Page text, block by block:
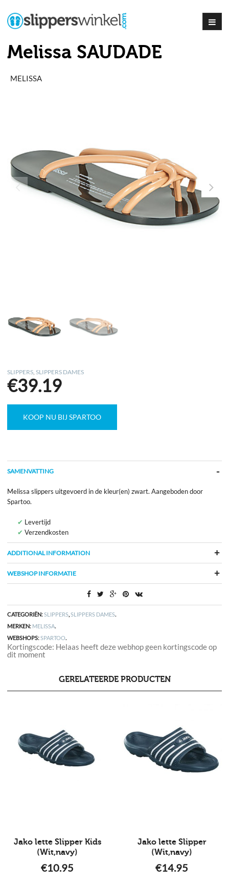
Melissa SAUDADE
MELISSA
SLIPPERS ,SLIPPERS DAMES
€39.19
KOOP NU BIJ SPARTOO
SAMENVATTING
Melissa slippers uitgevoerd in de kleur(en) zwart. Aangeboden door
Spartoo.
Levertijd
Verzendkosten
ADDITIONAL INFORMATION
WEBSHOP INFORMATIE
CATEGORIËN:SLIPPERS,SLIPPERS DAMES.
MERKEN: MELISSA.
WEBSHOPS:SPARTOO.
Kortingscode: Helaas heeft deze webhop geen kortingscode op
dit moment
GERELATEERDE PRODUCTEN
Jako lette Slipper Kids
(Wit,navy)
€10.95
Jako lette Slipper
(Wit,navy)
€14.95